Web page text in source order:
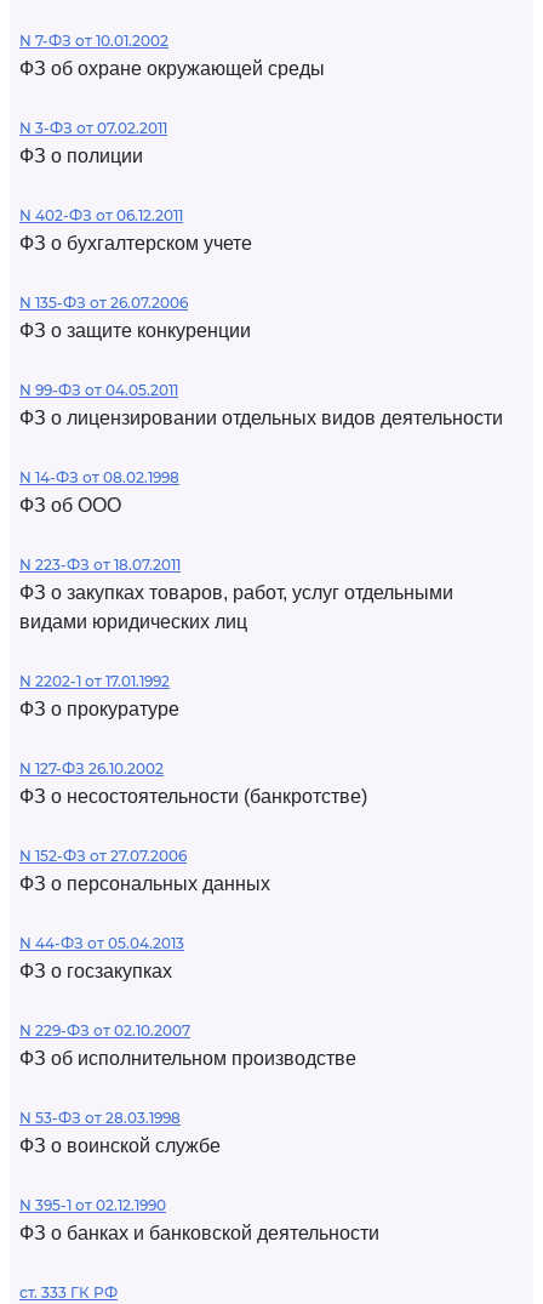
N 7-ФЗ от 10.01.2002
ФЗ об охране окружающей среды
N 3-ФЗ от 07.02.2011
ФЗ о полиции
N 402-ФЗ от 06.12.2011
ФЗ о бухгалтерском учете
N 135-ФЗ от 26.07.2006
ФЗ о защите конкуренции
N 99-ФЗ от 04.05.2011
ФЗ о лицензировании отдельных видов деятельности
N 14-ФЗ от 08.02.1998
ФЗ об ООО
N 223-ФЗ от 18.07.2011
ФЗ о закупках товаров, работ, услуг отдельными
видами юридических лиц
N 2202-1 от 17.01.1992
ФЗ о прокуратуре
N 127-ФЗ 26.10.2002
ФЗ о несостоятельности (банкротстве)
N 152-ФЗ от 27.07.2006
ФЗ о персональных данных
N 44-ФЗ от 05.04.2013
ФЗ о госзакупках
N 229-ФЗ от 02.10.2007
ФЗ об исполнительном производстве
N 53-ФЗ от 28.03.1998
ФЗ о воинской службе
N 395-1 от 02.12.1990
ФЗ о банках и банковской деятельности
ст. 333 ГК РФ